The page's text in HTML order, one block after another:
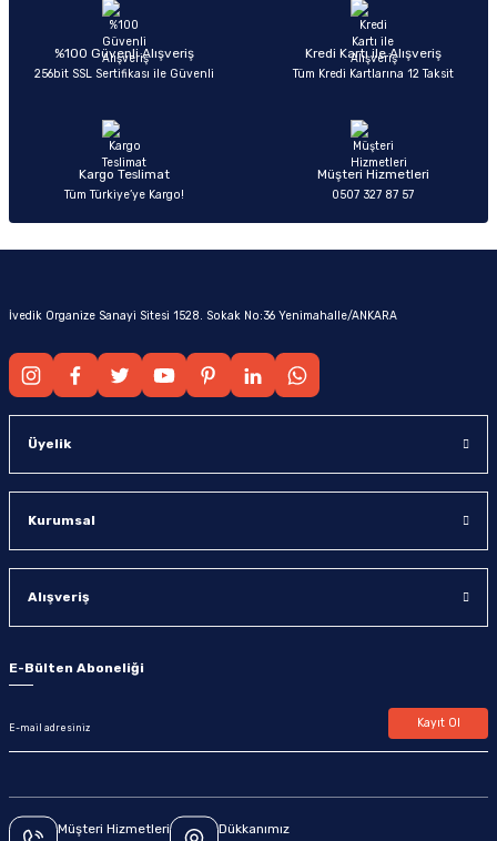
%100 Güvenli Alışveriş
256bit SSL Sertifikası ile Güvenli
Kredi Kartı ile Alışveriş
Tüm Kredi Kartlarına 12 Taksit
Kargo Teslimat
Tüm Türkiye’ye Kargo!
Müşteri Hizmetleri
0507 327 87 57
İvedik Organize Sanayi Sitesi 1528. Sokak No:36 Yenimahalle/ANKARA
Üyelik
Kurumsal
Alışveriş
E-Bülten Aboneliği
Kayıt Ol
Müşteri Hizmetleri Dükkanımız